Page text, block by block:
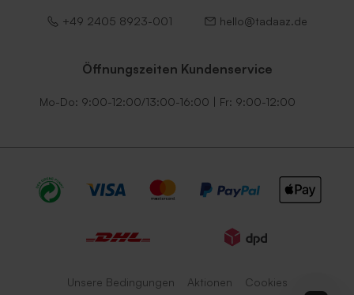
+49 2405 8923-001 hello@tadaaz.de
Öffnungszeiten Kundenservice
Mo-Do: 9:00-12:00/13:00-16:00 | Fr: 9:00-12:00
Unsere Bedingungen Aktionen Cookies